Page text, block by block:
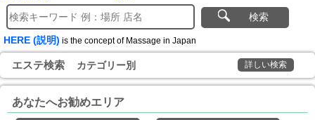
検索
HERE (説明) is the concept of Massage in Japan
エステ検索 カテゴリー別 詳しい検索
あなたへお勧めエリア